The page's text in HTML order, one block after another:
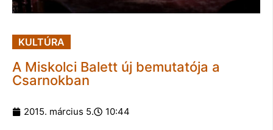
KULTÚRA
A Miskolci Balett új bemutatója a
Csarnokban
2015. március 5. 10:44